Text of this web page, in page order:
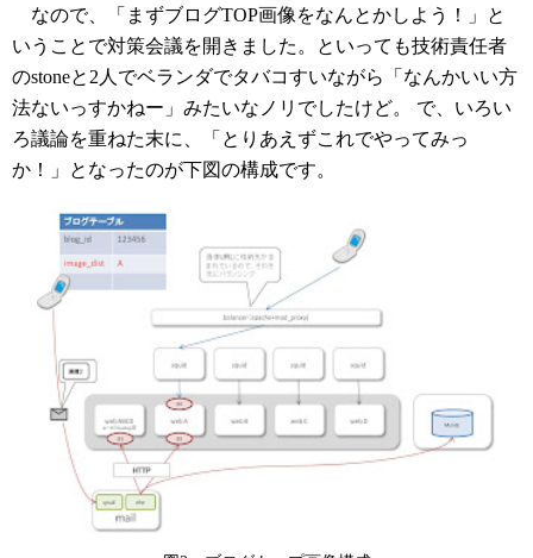
なので、「まずブログTOP画像をなんとかしよう！」と
いうことで対策会議を開きました。といっても技術責任者
のstoneと2人でベランダでタバコすいながら「なんかいい方
法ないっすかねー」みたいなノリでしたけど。 で、いろい
ろ議論を重ねた末に、「とりあえずこれでやってみっ
か！」となったのが下図の構成です。